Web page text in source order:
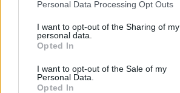
Personal Data Processing Opt Outs
I want to opt-out of the Sharing of my
personal data.
Opted In
I want to opt-out of the Sale of my
Personal Data.
Opted In